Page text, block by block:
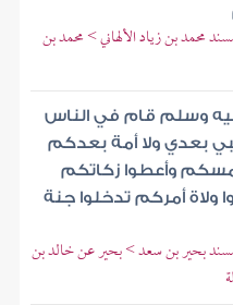
محمد بن زياد الألهاني > محمد بن
وسلم قام في الناس
بعدي ولا أمة بعدكم
وأعطوا زكاتكم
أمركم تدخلوا جنة
مسند بحير بن سعد > بحير عن خالد بن